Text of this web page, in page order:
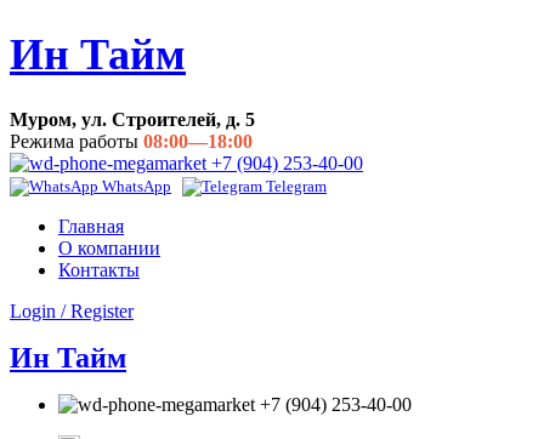
Ин Тайм
Муром, ул. Строителей, д. 5
Режима работы 08:00—18:00
+7 (904) 253-40-00
WhatsApp Telegram
Главная
О компании
Контакты
Login / Register
Ин Тайм
+7 (904) 253-40-00